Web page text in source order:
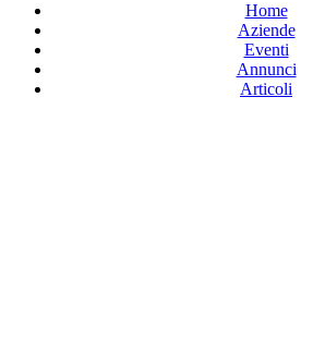
Home
Aziende
Eventi
Annunci
Articoli